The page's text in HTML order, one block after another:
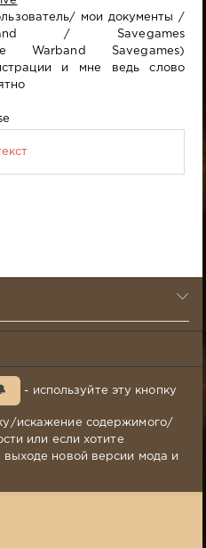
мои документы /
/ Savegames
Warband Savegames)
и мне ведь слово
- используйте эту кнопку
искажение содержимого/
или если хотите
новой версии мода и